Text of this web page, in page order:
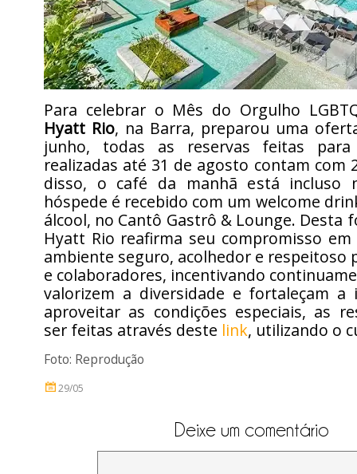
Para celebrar o Mês do Orgulho
Hyatt Rio, na Barra, preparou uma
junho, todas as reservas feitas para
realizadas até 31 de agosto contam com
disso, o café da manhã está incluso
hóspede é recebido com um welcome
álcool, no Cantô Gastrô & Lounge. Desta
Hyatt Rio reafirma seu compromisso
ambiente seguro, acolhedor e respeitoso
e colaboradores, incentivando
valorizem a diversidade e fortaleçam a
aproveitar as condições especiais, as
ser feitas através deste link, utilizando o
Foto: Reprodução
29/05
Deixe um comentário